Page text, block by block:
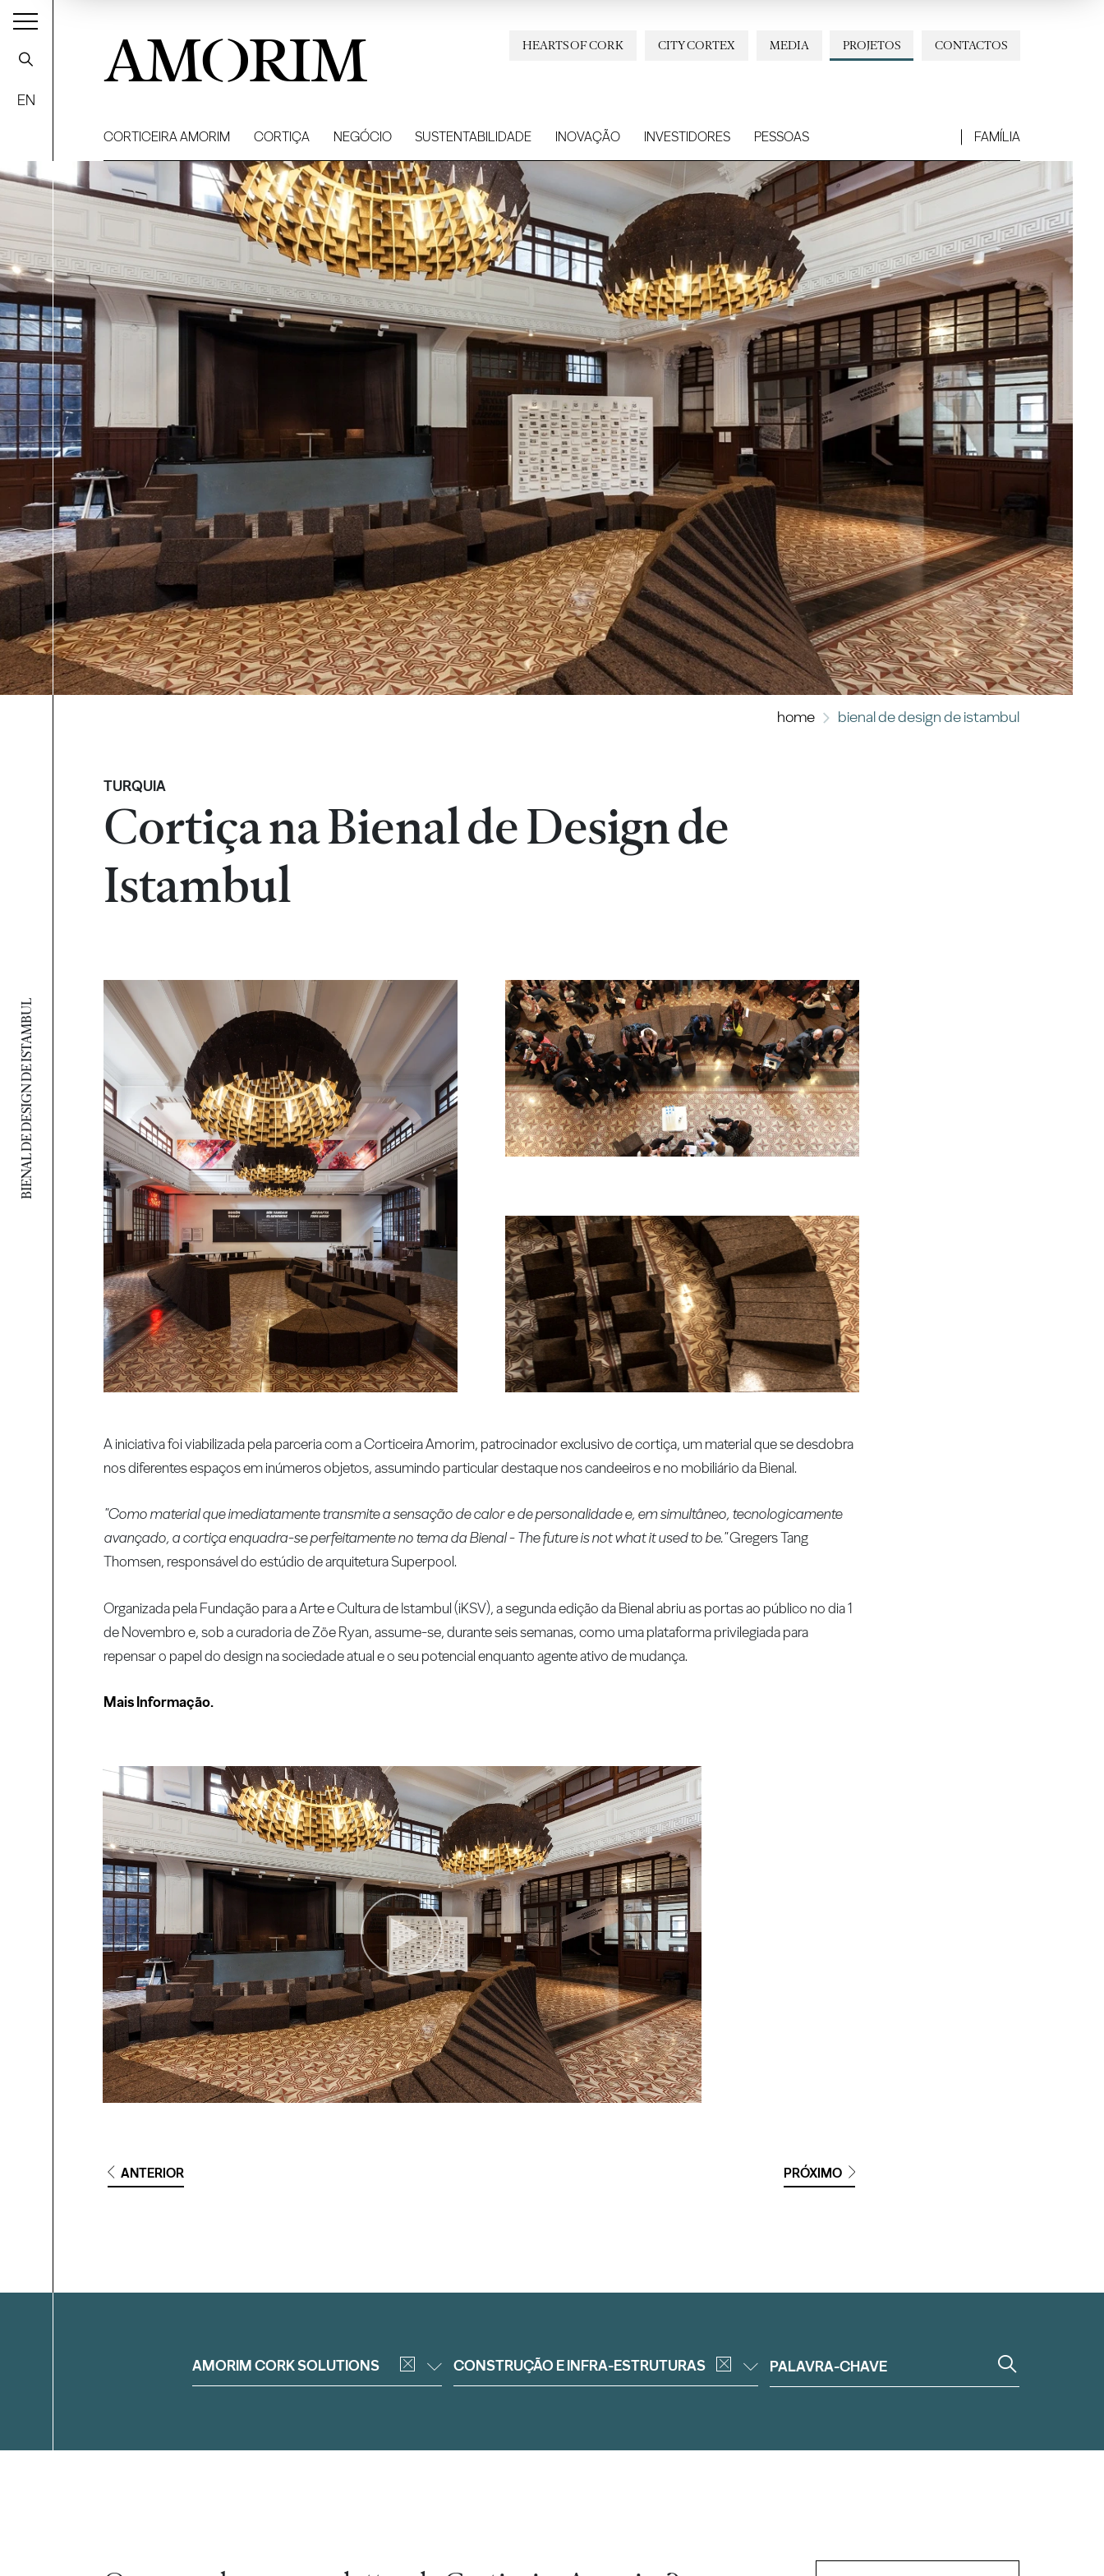
BIENAL DE DESIGN DE ISTAMBUL
EN
AMORIM CONTACTOS
PROJETOS
MEDIA
CITY CORTEX
HEARTS OF CORK
CORTICEIRA AMORIM CORTIÇA NEGÓCIO SUSTENTABILIDADE INOVAÇÃO INVESTIDORES PESSOAS FAMÍLIA
home bienal de design de istambul
TURQUIA
Cortiça na Bienal de Design de
Istambul
A iniciativa foi viabilizada pela parceria com a Corticeira Amorim, patrocinador exclusivo de cortiça, um material que se desdobra
nos diferentes espaços em inúmeros objetos, assumindo particular destaque nos candeeiros e no mobiliário da Bienal.
"Como material que imediatamente transmite a sensação de calor e de personalidade e, em simultâneo, tecnologicamente
avançado, a cortiça enquadra-se perfeitamente no tema da Bienal - The future is not what it used to be."Gregers Tang
Thomsen, responsável do estúdio de arquitetura Superpool.
Organizada pela Fundação para a Arte e Cultura de Istambul (iKSV), a segunda edição da Bienal abriu as portas ao público no dia 1
de Novembro e, sob a curadoria de Zöe Ryan, assume-se, durante seis semanas, como uma plataforma privilegiada para
repensar o papel do design na sociedade atual e o seu potencial enquanto agente ativo de mudança.
Mais Informação.
ANTERIOR PRÓXIMO
FiltrarAMORIM CORK SOLUTIONS CONSTRUÇÃO E INFRA-ESTRUTURAS